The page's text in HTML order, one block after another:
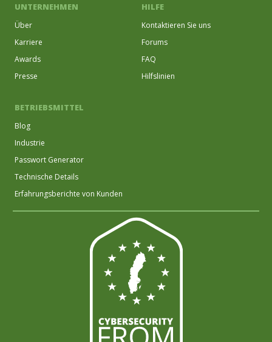
UNTERNEHMEN
Über
Karriere
Awards
Presse
HILFE
Kontaktieren Sie uns
Forums
FAQ
Hilfslinien
BETRIEBSMITTEL
Blog
Industrie
Passwort Generator
Technische Details
Erfahrungsberichte von Kunden